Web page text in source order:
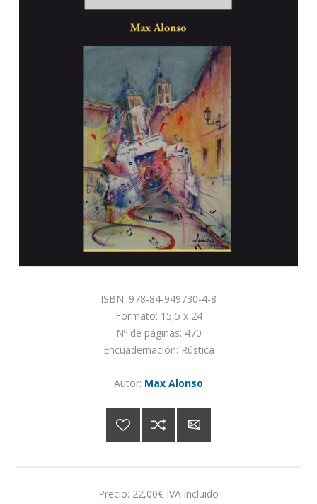
ISBN: 978-84-949730-4-8
Formato: 15,5 x 24
Nº de páginas: 470
Encuadernación: Rústica
Autor: Max Alonso
Precio: 22,00€ IVA incluido